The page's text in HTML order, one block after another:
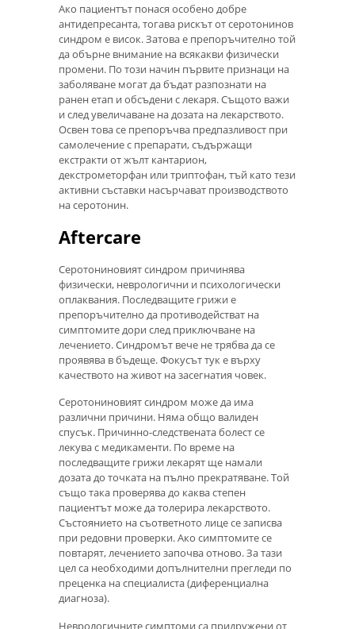
Ако пациентът понася особено добре
антидепресанта, тогава рискът от серотонинов
синдром е висок. Затова е препоръчително той
да обърне внимание на всякакви физически
промени. По този начин първите признаци на
заболяване могат да бъдат разпознати на
ранен етап и обсъдени с лекаря. Същото важи
и след увеличаване на дозата на лекарството.
Освен това се препоръчва предпазливост при
самолечение с препарати, съдържащи
екстракти от жълт кантарион,
декстрометорфан или триптофан, тъй като тези
активни съставки насърчават производството
на серотонин.
Aftercare
Серотониновият синдром причинява
физически, неврологични и психологически
оплаквания. Последващите грижи е
препоръчително да противодействат на
симптомите дори след приключване на
лечението. Синдромът вече не трябва да се
проявява в бъдеще. Фокусът тук е върху
качеството на живот на засегнатия човек.
Серотониновият синдром може да има
различни причини. Няма общо валиден
спусък. Причинно-следствената болест се
лекува с медикаменти. По време на
последващите грижи лекарят ще намали
дозата до точката на пълно прекратяване. Той
също така проверява до каква степен
пациентът може да толерира лекарството.
Състоянието на съответното лице се записва
при редовни проверки. Ако симптомите се
повтарят, лечението започва отново. За тази
цел са необходими допълнителни прегледи по
преценка на специалиста (диференциална
диагноза).
Неврологичните симптоми са придружени от